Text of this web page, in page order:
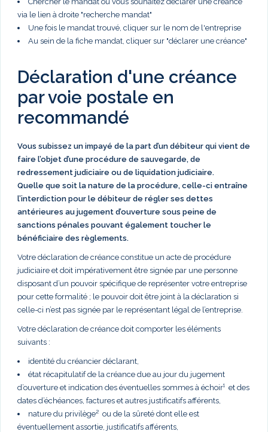
via le lien à droite "recherche mandat"
Une fois le mandat trouvé, cliquer sur le nom de l'entreprise
Au sein de la fiche mandat, cliquer sur "déclarer une créance"
Déclaration d'une créance
par voie postale en
recommandé
Vous subissez un impayé de la part d’un débiteur qui vient de
faire l’objet d’une procédure de sauvegarde, de
redressement judiciaire ou de liquidation judiciaire.
Quelle que soit la nature de la procédure, celle-ci entraîne
l’interdiction pour le débiteur de régler ses dettes
antérieures au jugement d’ouverture sous peine de
sanctions pénales pouvant également toucher le
bénéficiaire des règlements.
Votre déclaration de créance constitue un acte de procédure
judiciaire et doit impérativement être signée par une personne
disposant d’un pouvoir spécifique de représenter votre entreprise
pour cette formalité ; le pouvoir doit être joint à la déclaration si
celle-ci n’est pas signée par le représentant légal de l’entreprise.
Votre déclaration de créance doit comporter les éléments
suivants :
identité du créancier déclarant,
état récapitulatif de la créance due au jour du jugement
d’ouverture et indication des éventuelles sommes à échoir¹ et des
dates d’échéances, factures et autres justificatifs afférents,
nature du privilège² ou de la sûreté dont elle est
éventuellement assortie, justificatifs afférents,